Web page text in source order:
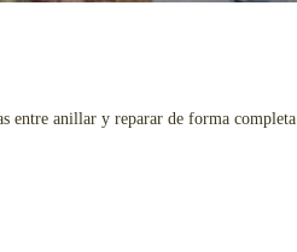
entre anillar y reparar de forma completa